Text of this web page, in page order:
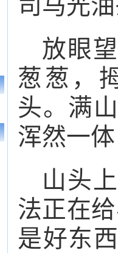
司马光
放眼
葱葱，
头。满
浑然一
山头
法正在
是好东